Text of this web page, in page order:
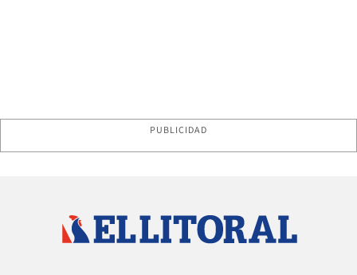
PUBLICIDAD